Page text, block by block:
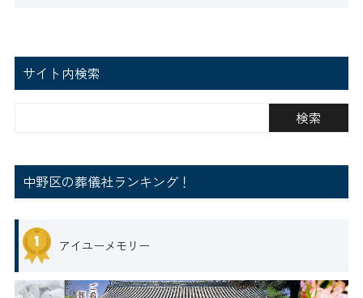
サイト内検索
中野区の葬儀社ランキング！
アイユーメモリー